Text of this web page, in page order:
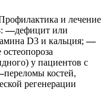
и лечение
—дефицит или
D3 и кальция; —
у пациентов с
переломы костей,
регенерации